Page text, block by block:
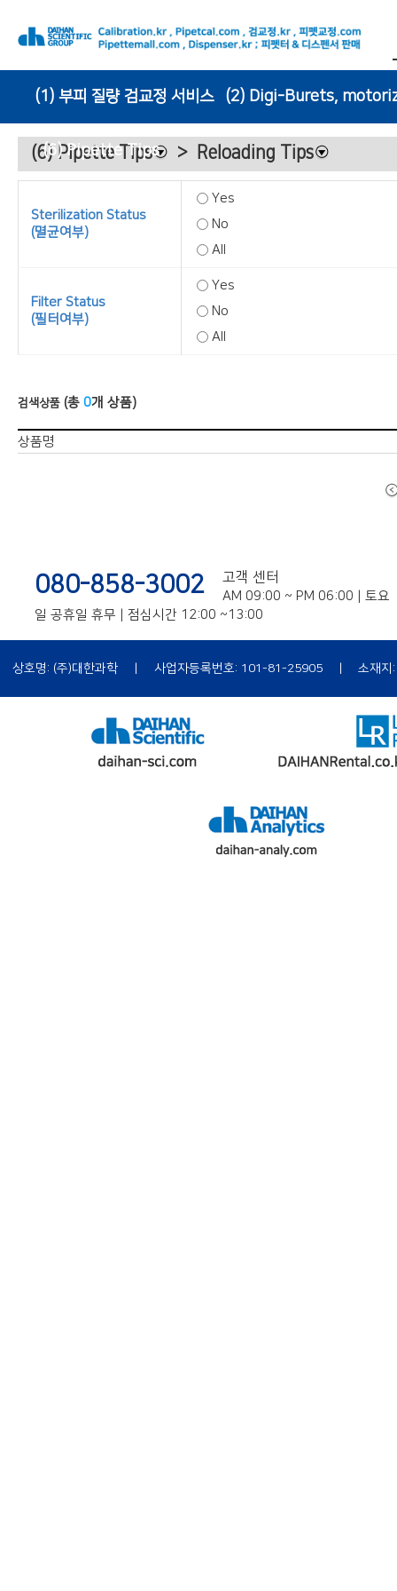
(1) 부피 질량 검교정 서비스 (2) Digi-Burets,
(6) Pipette Tips
(6) Pipette Tips > Reloading Tips
Sterilization Status
(멸균여부)
Yes
No
All
Filter Status
(필터여부)
Yes
No
All
검색상품 (총 0개 상품)
상품명
080-858-3002 고객 센터
AM 09:00 ~ PM 06:00 | 토요
일 공휴일 휴무 | 점심시간 12:00 ~13:00
상호명: (주)대한과학 | 사업자등록번호: 101-81-25905 | 소재지
개인